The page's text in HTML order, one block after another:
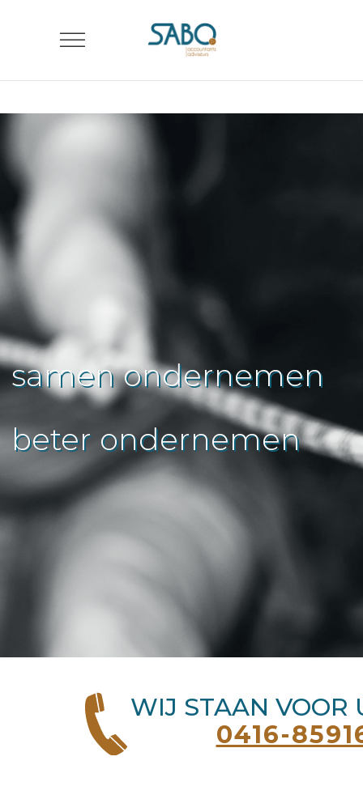
samen ondernemen
beter ondernemen
samen ondernemen
beter ondernemen
WIJ STAAN VOOR
0416-